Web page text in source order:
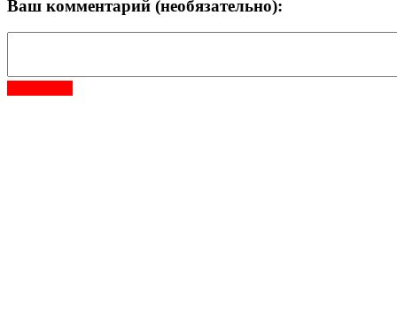
Ваш комментарий (необязательно):